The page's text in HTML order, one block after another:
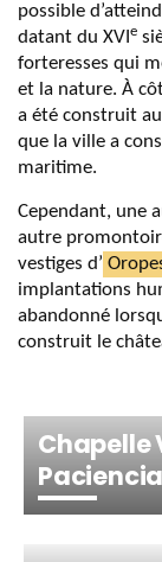
possible
datant du XVI e
forteresses qui
et la nature. À
a été construit au
que la ville a
maritime.
Cependant, une
autre
vestiges d’
implantations
abandonné
construit le
Chapelle
Paciencia